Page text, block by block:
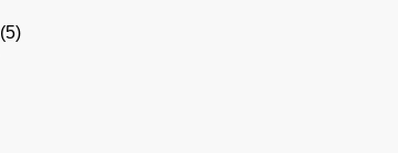
(5)